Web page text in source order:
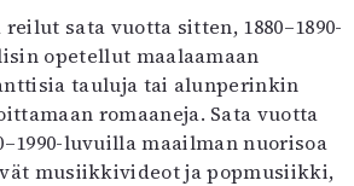
sata vuotta sitten, 1880–1890-
opetellut maalaamaan
tauluja tai alunperinkin
romaaneja. Sata vuotta
luvuilla maailman nuorisoa
musiikkivideot ja popmusiikki,